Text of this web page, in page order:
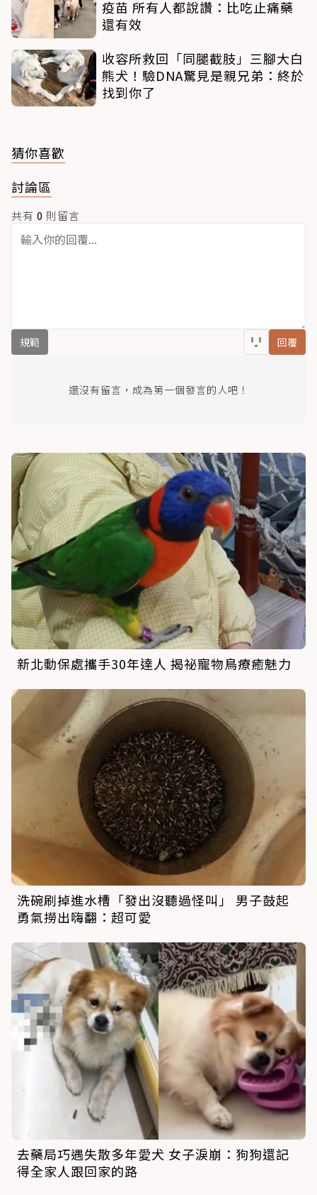
疫苗 所有人都說讚：比吃止痛藥
還有效
收容所救回「同腿截肢」三腳大白
熊犬！驗DNA驚見是親兄弟：終於
找到你了
猜你喜歡
討論區
共有 0 則留言
規範 回覆
還沒有留言，成為第一個發言的人吧！
新北動保處攜手30年達人 揭祕寵物鳥療癒魅力
洗碗刷掉進水槽「發出沒聽過怪叫」 男子鼓起
勇氣撈出嗨翻：超可愛
去藥局巧遇失散多年愛犬 女子淚崩：狗狗還記
得全家人跟回家的路